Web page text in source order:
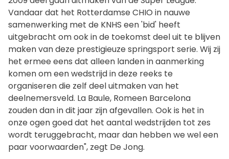
Vandaar dat het Rotterdamse CHIO in nauwe
samenwerking met de KNHS een 'bid' heeft
uitgebracht om ook in de toekomst deel uit te blijven
maken van deze prestigieuze springsport serie. Wij zij
het ermee eens dat alleen landen in aanmerking
komen om een wedstrijd in deze reeks te
organiseren die zelf deel uitmaken van het
deelnemersveld. La Baule, Romeen Barcelona
zouden dan in dit jaar zijn afgevallen. Ook is het in
onze ogen goed dat het aantal wedstrijden tot zes
wordt teruggebracht, maar dan hebben we wel een
paar voorwaarden", zegt De Jong.